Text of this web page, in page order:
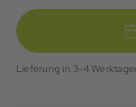
Lieferung in 3-4